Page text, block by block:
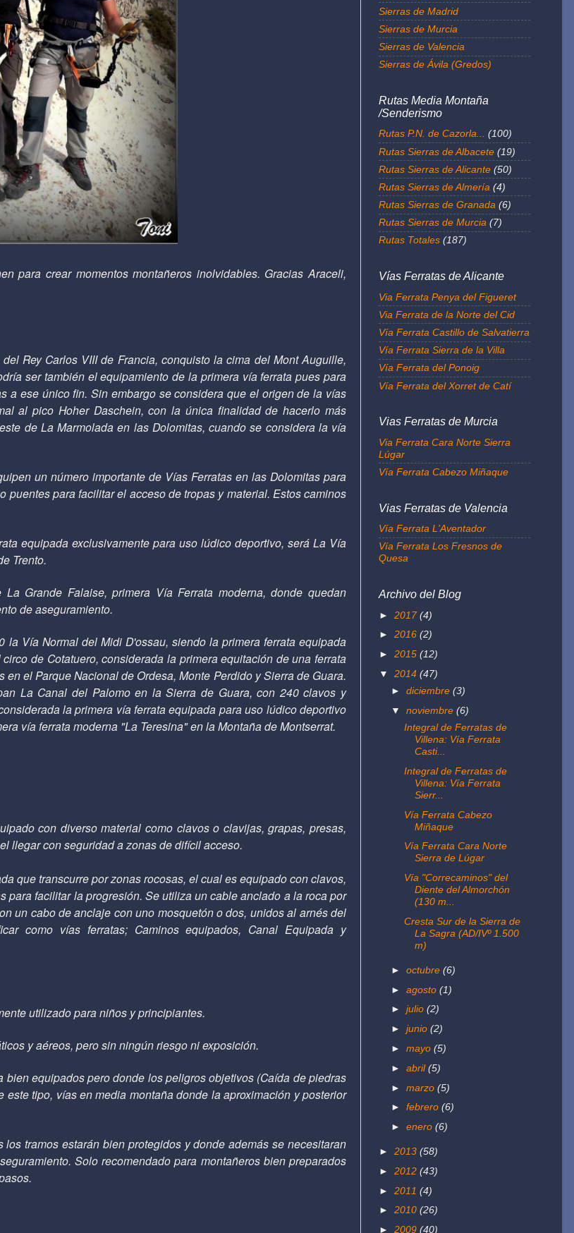
para crear momentos montañeros inolvidables. Gracias Araceli,
Rey Carlos VIII de Francia, conquisto la cima del Mont Auguille,
ser también el equipamiento de la primera vía ferrata pues para
a ese único fin. Sin embargo se considera que el origen de la vías
al pico Hoher Daschein, con la única finalidad de hacerlo más
de La Marmolada en las Dolomitas, cuando se considera la vía
un número importante de Vías Ferratas en las Dolomitas para
para facilitar el acceso de tropas y material. Estos caminos
equipada exclusivamente para uso lúdico deportivo, será La Vía
Trento.
Grande Falaise, primera Vía Ferrata moderna, donde quedan
de aseguramiento.
Vía Normal del Midi D'ossau, siendo la primera ferrata equipada
de Cotatuero, considerada la primera equitación de una ferrata
el Parque Nacional de Ordesa, Monte Perdido y Sierra de Guara.
La Canal del Palomo en la Sierra de Guara, con 240 clavos y
la primera vía ferrata equipada para uso lúdico deportivo
vía ferrata moderna "La Teresina" en la Montaña de Montserrat.
con diverso material como clavos o clavijas, grapas, presas,
llegar con seguridad a zonas de difícil acceso.
que transcurre por zonas rocosas, el cual es equipado con clavos,
facilitar la progresión. Se utiliza un cable anclado a la roca por
un cabo de anclaje con uno mosquetón o dos, unidos al arnés del
como vías ferratas; Caminos equipados, Canal Equipada y
utilizado para niños y principiantes.
y aéreos, pero sin ningún riesgo ni exposición.
equipados pero donde los peligros objetivos (Caída de piedras
tipo, vías en media montaña donde la aproximación y posterior
tramos estarán bien protegidos y donde además se necesitaran
Solo recomendado para montañeros bien preparados
Sierras de Madrid
Sierras de Murcia
Sierras de Valencia
Sierras de Ávila (Gredos)
Rutas Media Montaña
/Senderismo
Rutas P.N. de Cazorla... (100)
Rutas Sierras de Albacete (19)
Rutas Sierras de Alicante (50)
Rutas Sierras de Almería (4)
Rutas Sierras de Granada (6)
Rutas Sierras de Murcia (7)
Rutas Totales (187)
Vías Ferratas de Alicante
Via Ferrata Penya del Figueret
Via Ferrata de la Norte del Cid
Vía Ferrata Castillo de Salvatierra
Vía Ferrata Sierra de la Villa
Vía Ferrata del Ponoig
Vía Ferrata del Xorret de Catí
Vias Ferratas de Murcia
Via Ferrata Cara Norte Sierra
Lúgar
Vía Ferrata Cabezo Miñaque
Vias Ferratas de Valencia
Vía Ferrata L'Aventador
Vía Ferrata Los Fresnos de
Quesa
Archivo del Blog
► 2017(4)
► 2016 (2)
► 2015 (12)
▼ 2014 (47)
►diciembre(3)
▼noviembre(6)
Integral de Ferratas de
Villena: Vía Ferrata
Casti...
Integral de Ferratas de
Villena: Vía Ferrata
Sierr...
Vía Ferrata Cabezo
Miñaque
Vía Ferrata Cara Norte
Sierra de Lúgar
Vía "Correcaminos" del
Diente del Almorchón
(130 m...
Cresta Sur de la Sierra de
La Sagra (AD/IVº 1.500
m)
►octubre(6)
►agosto(1)
►julio(2)
►junio(2)
►mayo(5)
►abril(5)
►marzo(5)
►febrero(6)
►enero(6)
► 2013 (58)
► 2012 (43)
► 2011 (4)
► 2010 (26)
► 2009 (40)